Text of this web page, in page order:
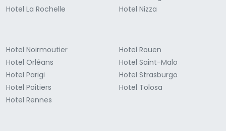
Hotel La Rochelle
Hotel Nizza
Hotel Noirmoutier
Hotel Orléans
Hotel Parigi
Hotel Poitiers
Hotel Rennes
Hotel Rouen
Hotel Saint-Malo
Hotel Strasburgo
Hotel Tolosa